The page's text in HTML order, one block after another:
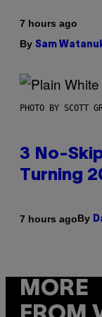
7 hours ago
By Sam
PHOTO BY SCOTT
3 No-
Turning
7 hours agoBy
MORE